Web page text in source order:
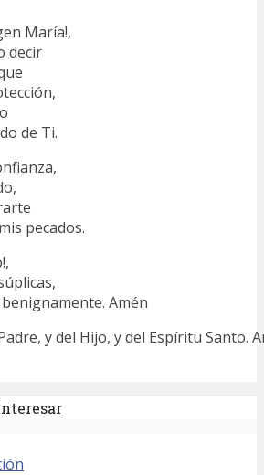
María!,
decir
de Ti.
pecados.
Amén
y del Hijo, y del Espíritu Santo.